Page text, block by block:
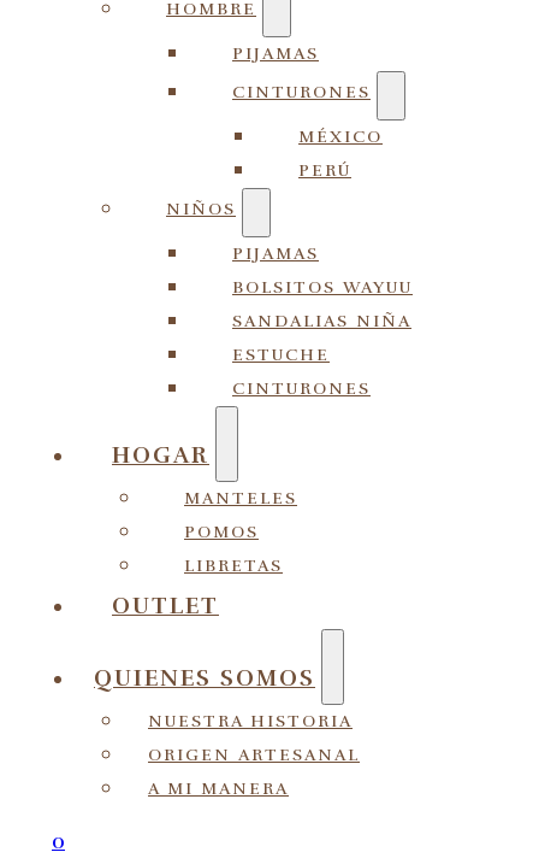
HOMBRE
PIJAMAS
CINTURONES
MÉXICO
PERÚ
NIÑOS
PIJAMAS
BOLSITOS WAYUU
SANDALIAS NIÑA
ESTUCHE
CINTURONES
HOGAR
MANTELES
POMOS
LIBRETAS
OUTLET
QUIENES SOMOS
NUESTRA HISTORIA
ORIGEN ARTESANAL
A MI MANERA
0